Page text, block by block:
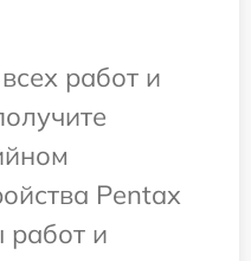
работ и
Pentax
работ и